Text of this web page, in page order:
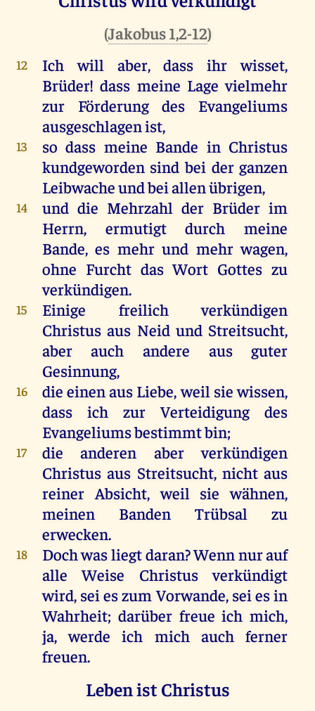
(Jakobus 1,2-12)
12
Ich will aber, dass ihr wisset,
Brüder! dass meine Lage vielmehr
zur Förderung des Evangeliums
ausgeschlagen ist,
13
so dass meine Bande in Christus
kundgeworden sind bei der ganzen
Leibwache und bei allen übrigen,
14
und die Mehrzahl der Brüder im
Herrn, ermutigt durch meine
Bande, es mehr und mehr wagen,
ohne Furcht das Wort Gottes zu
verkündigen.
15
Einige freilich verkündigen
Christus aus Neid und Streitsucht,
aber auch andere aus guter
Gesinnung,
16
die einen aus Liebe, weil sie wissen,
dass ich zur Verteidigung des
Evangeliums bestimmt bin;
17
die anderen aber verkündigen
Christus aus Streitsucht, nicht aus
reiner Absicht, weil sie wähnen,
meinen Banden Trübsal zu
erwecken.
18
Doch was liegt daran? Wenn nur auf
alle Weise Christus verkündigt
wird, sei es zum Vorwande, sei es in
Wahrheit; darüber freue ich mich,
ja, werde ich mich auch ferner
freuen.
Leben ist Christus